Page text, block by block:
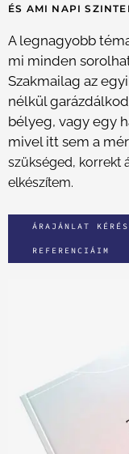
ÉS AMI NAPI
A legnagyobb
mi minden
Szakmailag az
nélkül
bélyeg, vagy egy
mivel itt sem a
szükséged, korrekt
elkészítem.
ÁRAJÁNLAT KÉRÉS
REFERENCIÁIM